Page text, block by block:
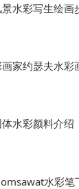
水彩写生绘画
家约瑟夫水彩
水彩颜料介绍
水彩笔